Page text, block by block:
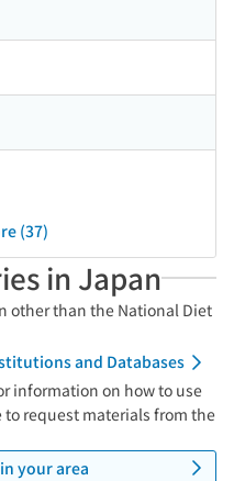
(37)
in Japan
other than the National Diet
and Databases
information on how to use
request materials from the
your area